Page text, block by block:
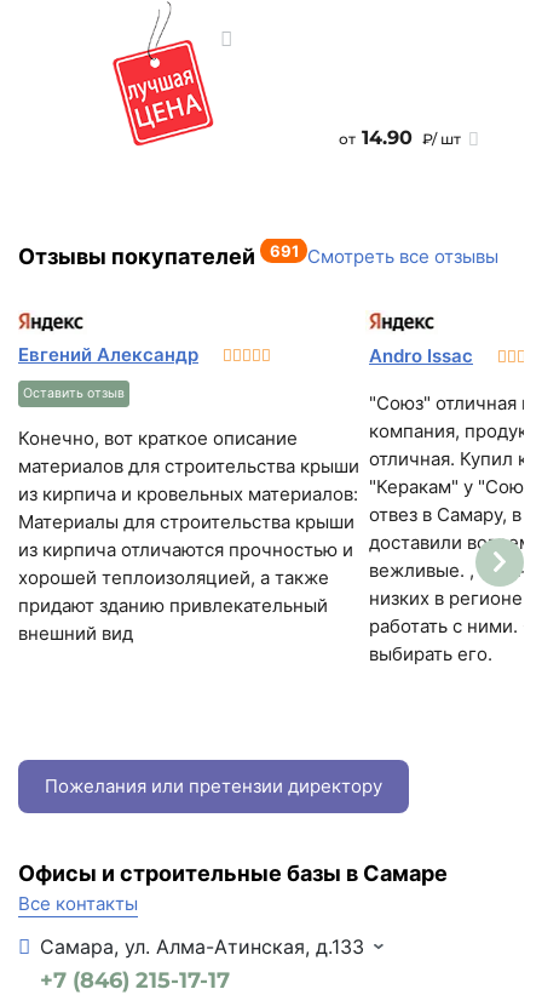
от 14.90 ₽/ шт
Отзывы покупателей 691 Смотреть все отзывы
Евгений Александр
Оставить отзыв
Конечно, вот краткое описание
материалов для строительства крыши
из кирпича и кровельных материалов:
Материалы для строительства крыши
из кирпича отличаются прочностью и
хорошей теплоизоляцией, а также
придают зданию привлекательный
внешний вид
Andro Issac
"Союз" отличная и
компания,
отличная. Купил
"Керакам" у
отвез в Самару, в
доставили
вежливые. , а
низких в регионе.
работать с ними.
выбирать его.
Пожелания или претензии директору
Офисы и строительные базы в Самаре
Все контакты
Самара, ул. Алма-Атинская, д.133
+7 (846) 215-17-17